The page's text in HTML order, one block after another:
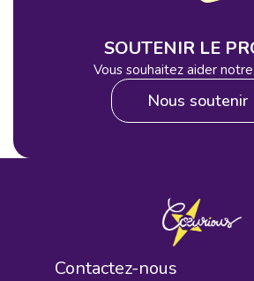
SOUTENIR LE
Vous souhaitez aider
Nous soutenir
Contactez-nous